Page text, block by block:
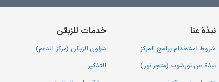
نبذة عنا
شروط استخدام برامج المركز
نبذة عن نورشوب (متجر نور)
خدمات للزبائن
شؤون الزبائن (مركز الدعم)
التذكير